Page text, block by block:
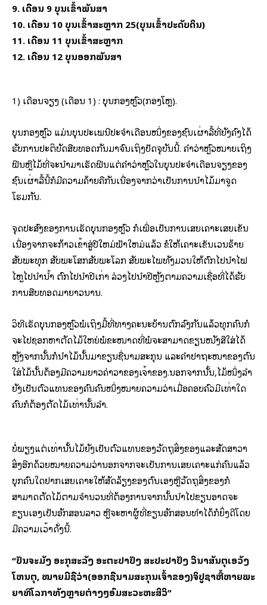
9. ເດືອນ 9 ບຸນເຂົ້າພັນສາ
10. ເດືອນ 10 ບຸນເຂົ້າສະຫຼາກ 25(ບຸນເຂົ້າປະດັບດິນ)
11. ເດືອນ 11 ບຸນເຂົ້າສະຫຼາກ
12. ເດືອນ 12 ບຸນອອກພັນສາ
1) ເດືອນຈຽງ (ເດືອນ 1) : ບຸນກອງຫຼົວ(ກອງໂຫຼ).
ບຸນກອງຫຼົວ ແມ່ນບຸນປະເພນີປະຈໍາເດືອນໜຶ່ງຂອງຊົນເຜົ່າລື້ທີ່ຍັງຄົງໄດ້
ຮັບການປະຕິບັດສືບທອດກັນມາຈົນເຖິງປັດຈຸບັນນີ້. ຄໍາວ່າຫຼົວໝາຍເຖິງ
ຟືນຫຼືໄມ້ທີ່ຈະນໍາມາເຮັດຟືນແຕ່ຄໍາວ່າຫຼົວໃນບຸນປະຈໍາເດືອນຈຽງຂອງ
ຊົນເຜົ່າລື້ນີ້ກໍມີຄວາມຄ້າຍຄືກັນເນື່ອງຈາກວ່າເປັນການນໍາໄມ້ມາຈູດ
ໂຮມກັນ.
ຈຸດປະສົງຂອງການເຮັດບຸນກອງຫຼົວ ກໍເພື່ອເປັນການເສຍເຄາະເສຍເຂັນ
ເນື່ອງຈາກຈະກ້າວເຂົ້າສູ່ປີໃຫມ່ຟ້າໃຫມ່ແລ້ວ ຂໍໃຫ້ເຄາະເຂັນເວນຮ້າຍ
ສັບພະທຸກ ສັບພະໂສກສັບພະໂລກ ສັບພະໄພທັງມວນໃຫ້ຕົກໄປນໍາໄຟ
ໄຫຼໄປນໍານໍ້າ ຕົກໄປນຳປີເກົ່າ ລ່ວງໄປນຳປີຫຼັງຕາມຄວາມເຊື່ອທີ່ໄດ້ຮັບ
ການສືບທອດມາຍາວນານ.
ວິທີເຮັດບຸນກອງຫຼົວພໍເຖິງມື້ທີ່ທາງຄະນະບ້ານຕົກລົງກັນແລ້ວທຸກຄົນກໍ
ຈະໄປຊອກຫາຕັດໄມ້ໃຫຍ່ພໍຂະໜາດທີ່ພໍຈະສາມາດຂຽນໜັງສືໃສ່ໄດ້
ຫຼັງຈາກນັ້ນກໍນໍາໄມ້ນັ້ນມາຂຽນຊື່ນາມສະກຸນ ແລະຄໍາປາຖະໜາຂອງຕົນ
ໃສ່ໄມ້ນັ້ນຕ້ອງມີຄວາມຍາວຄ່າວາຂອງເຈົ້າຂອງ.ນອກຈາກນັ້ນ,ໄມ້ໜຶ່ງລໍາ
ຍັງເປັນຕົວແທນຂອງຄົນຄົນໜຶ່ງໝາຍຄວາມວ່າເມື່ອຄອບຄົວມີເທົ່າໃດ
ຄົນກໍຕ້ອງຕັດໄມ້ເທົ່ານັ້ນລໍາ.
ບໍ່ພຽງແຕ່ເທົ່ານັ້ນໄມ້ຍັງເປັນຕົວແທນຂອງວັດຖຸສິ່ງຂອງແລະສັດສາວາ
ສິ່ງອີກດ້ວຍໝາຍຄວາມວ່ານອກຈາກຈະເປັນການເສຍເຄາະແກ່ຄົນແລ້ວ
ບຸກຄົນໃດຢາກເສຍເຄາະໃຫ້ສັດລ້ຽງຂອງຕົນເອງຫຼືວັດຖຸສິ່ງຂອງກໍ
ສາມາດຕັດໄມ້ຕາມຈໍານວນທີ່ຕ້ອງການຈາກນັ້ນນໍາໄປຂຽນອາດຈະ
ຂຽນເອງເປັນອັກສອນລາວ ຫຼືຈະຫາຜູ້ທີ່ຂຽນອັກສອນທໍາໄດ້ກໍຍິ່ງດີໂດຍ
ມີຄວາມເວົ້າດັ່ງນີ້.
“ປັນຈະມັງ ອະກຸສະລັງ ອະຕະປາປັງ ສະປະປາປັງ ວິນາສັນຕຸເອວັງ
ໂຫນຕຸ, ໝາຍມີຊື່ວ່າ(ອອກຊື່ນາມສະກຸນເຈົ້າຂອງ)ຈິປູຊາຫື້ຫາຍພະ
ຍາທິໂລກາທັງຫຼາຍຕ່າງໆອົມສະວະຫະສິວິ”